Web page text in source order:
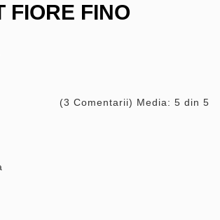
FIORE FINO
(3 Comentarii) Media: 5 din 5